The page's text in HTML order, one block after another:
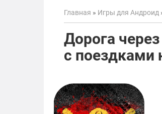
Главная » Игры для Андроид
Дорога
с поездками